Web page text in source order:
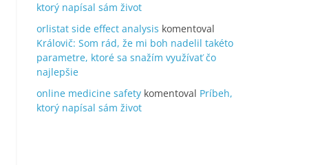
ktorý napísal sám život
orlistat side effect analysis komentoval
Královič: Som rád, že mi boh nadelil takéto
parametre, ktoré sa snažím využívať čo
najlepšie
online medicine safety komentoval Príbeh,
ktorý napísal sám život